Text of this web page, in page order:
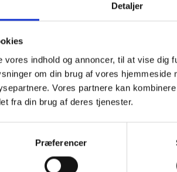
Detaljer
indhold og annoncer, til at vise dig
om din brug af vores hjemmeside
Vores partnere kan
fra din brug af deres tjenester.
Præferencer
kr.
128
20,00 kr.
5